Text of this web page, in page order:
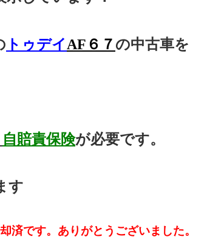
トゥデイAF６７ の中古車を
自賠責保険が必要です。
す
です。ありがとうございました。